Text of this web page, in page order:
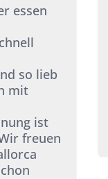
essen
so lieb
mit
ist
freuen